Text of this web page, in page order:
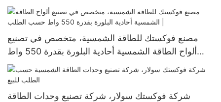
مقطوعة، 132 خلية
مصنع فوكستك للطاقة الشمسية، متخصص في تصنيع
ألواح الطاقة الشمسية أحادية البلورة بقدرة 550 واط
حسب الطلب |
شركة فوكستك سولار، شركة تصنيع وحدات الطاقة